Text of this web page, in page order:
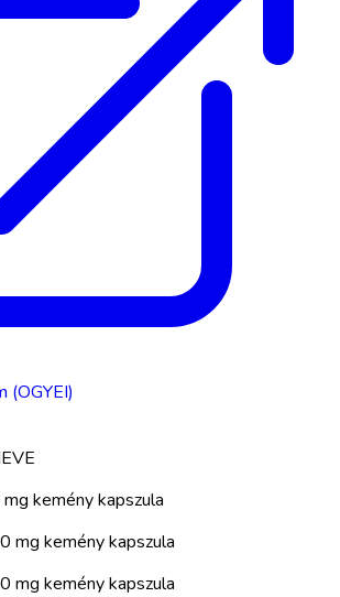
(OGYEI)
kemény kapszula
mg kemény kapszula
mg kemény kapszula